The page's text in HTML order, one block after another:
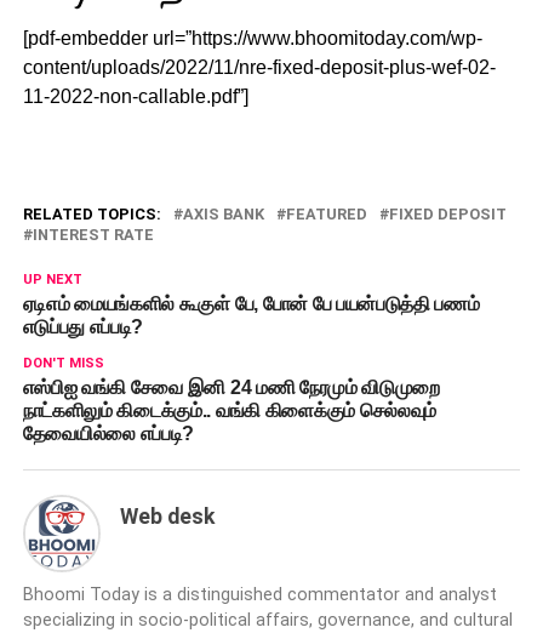
[pdf-embedder url=”https://www.bhoomitoday.com/wp-
content/uploads/2022/11/nre-fixed-deposit-plus-wef-02-
11-2022-non-callable.pdf”]
RELATED TOPICS: AXIS BANK FEATURED
FIXED DEPOSIT
INTEREST RATE
UP NEXT
ஏடிஎம் மையங்களில் கூகுள் பே, போன் பே பயன்படுத்தி பணம்
எடுப்பது எப்படி?
DON'T MISS
எஸ்பிஐ வங்கி சேவை இனி 24 மணி நேரமும் விடுமுறை
நாட்களிலும் கிடைக்கும்.. வங்கி கிளைக்கும் செல்லவும்
தேவையில்லை எப்படி?
Web desk
Bhoomi Today is a distinguished commentator and analyst
specializing in socio-political affairs, governance, and cultural